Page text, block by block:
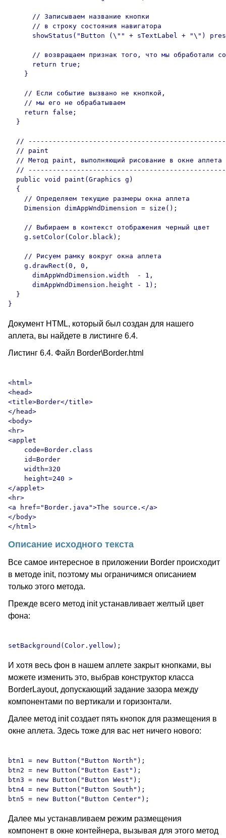
      // Записываем название кнопки
      // в строку состояния навигатора
showStatus("Button (\"" + sTextLabel + "\")
// возвращаем признак того, что мы обработали
      return true;
    }
    // Если событие вызвано не кнопкой,
    // мы его не обрабатываем
    return false;
  }
//
  // paint
  // Метод paint, выполняющий рисование в окне аплета
//
  public void paint(Graphics g)
  {
    // Определяем текущие размеры окна аплета
    Dimension dimAppWndDimension = size();
    // Выбираем в контекст отображения черный цвет
    g.setColor(Color.black);
    // Рисуем рамку вокруг окна аплета
    g.drawRect(0, 0,
      dimAppWndDimension.width  - 1,
      dimAppWndDimension.height - 1);
  }
Документ HTML, который был создан для нашего
аплета, вы найдете в листинге 6.4.
Листинг 6.4. Файл Border\Border.html
<html>
<head>
<title>Border</title>
</head>
<body>
<hr>
<applet
    code=Border.class
    id=Border
    width=320
    height=240 >
</applet>
<hr>
<a href="Border.java">The source.</a>
</body>
Описание исходного текста
Все самое интересное в приложении Border происходит
в методе init, поэтому мы ограничимся описанием
только этого метода.
Прежде всего метод init устанавливает желтый цвет
фона:
И хотя весь фон в нашем аплете закрыт кнопками, вы
можете изменить это, выбрав конструктор класса
BorderLayout, допускающий задание зазора между
компонентами по вертикали и горизонтали.
Далее метод init создает пять кнопок для размещения в
окне аплета. Здесь тоже для вас нет ничего нового:
btn1 = new Button("Button North");
btn2 = new Button("Button East");
btn3 = new Button("Button West");
btn4 = new Button("Button South");
Далее мы устанавливаем режим размещения
компонент в окне контейнера, вызывая для этого метод